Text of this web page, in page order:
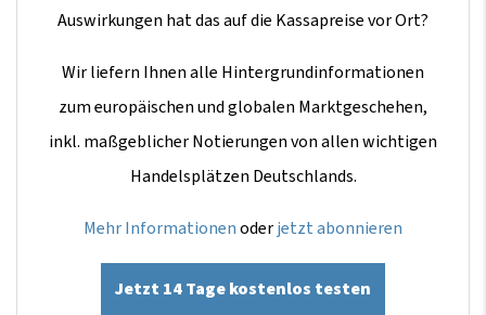
Auswirkungen hat das auf die Kassapreise vor Ort?
Wir liefern Ihnen alle Hintergrundinformationen
zum europäischen und globalen Marktgeschehen,
inkl. maßgeblicher Notierungen von allen wichtigen
Handelsplätzen Deutschlands.
Mehr Informationenoderjetzt abonnieren
Jetzt 14 Tage kostenlos testen